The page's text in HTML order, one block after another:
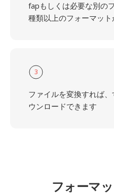
fapもしくは必要な別の
種類以上のフォーマット
3
ファイルを変換すれば
ウンロードできます
フォーマ